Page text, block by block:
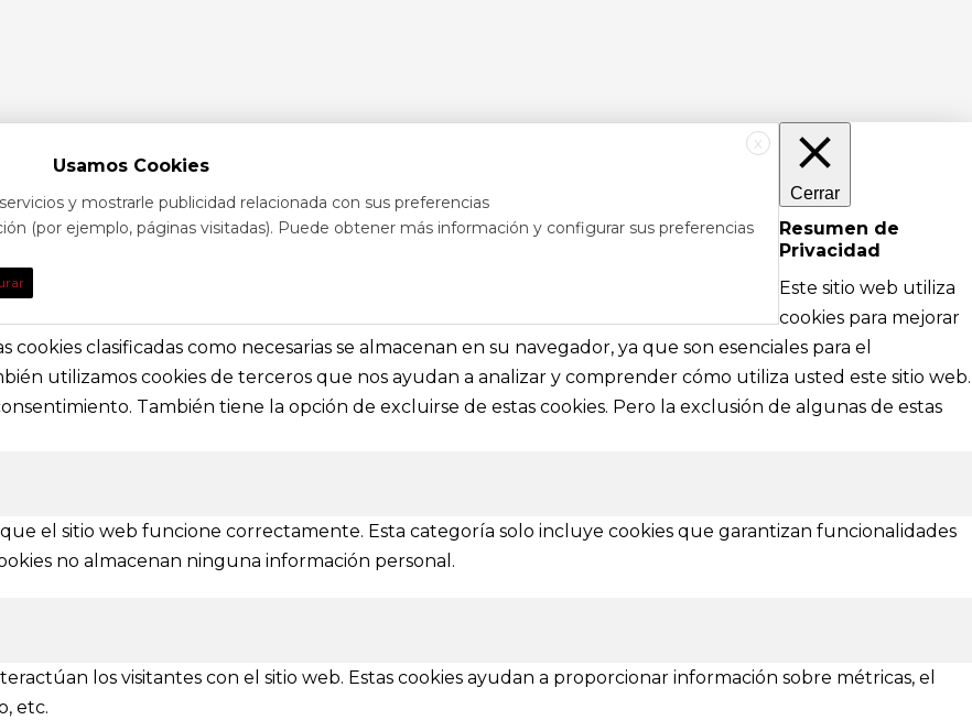
eventos y espectáculos o contacta con
información general
secciones e información
Inicio
El festival
Textos legales e información técnica sobre
nuestra web
Aviso Legal
Política de Privacidad
Ávila
X
Usamos Cookies
y mostrarle publicidad relacionada con sus preferencias
(por ejemplo, páginas visitadas). Puede obtener más información y configurar sus preferencias
Cerrar
Resumen de
Privacidad
Este sitio web utiliza
cookies para mejorar
clasificadas como necesarias se almacenan en su navegador, ya que son esenciales para el
utilizamos cookies de terceros que nos ayudan a analizar y comprender cómo utiliza usted este sitio web.
También tiene la opción de excluirse de estas cookies. Pero la exclusión de algunas de estas
que el sitio web funcione correctamente. Esta categoría solo incluye cookies que garantizan funcionalidades
no almacenan ninguna información personal.
los visitantes con el sitio web. Estas cookies ayudan a proporcionar información sobre métricas, el
etc.